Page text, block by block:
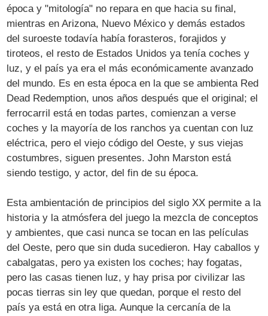
época y "mitología" no repara en que hacia su final,
mientras en Arizona, Nuevo México y demás estados
del suroeste todavía había forasteros, forajidos y
tiroteos, el resto de Estados Unidos ya tenía coches y
luz, y el país ya era el más económicamente avanzado
del mundo. Es en esta época en la que se ambienta Red
Dead Redemption, unos años después que el original; el
ferrocarril está en todas partes, comienzan a verse
coches y la mayoría de los ranchos ya cuentan con luz
eléctrica, pero el viejo código del Oeste, y sus viejas
costumbres, siguen presentes. John Marston está
siendo testigo, y actor, del fin de su época.
Esta ambientación de principios del siglo XX permite a la
historia y la atmósfera del juego la mezcla de conceptos
y ambientes, que casi nunca se tocan en las películas
del Oeste, pero que sin duda sucedieron. Hay caballos y
cabalgatas, pero ya existen los coches; hay fogatas,
pero las casas tienen luz, y hay prisa por civilizar las
pocas tierras sin ley que quedan, porque el resto del
país ya está en otra liga. Aunque la cercanía de la